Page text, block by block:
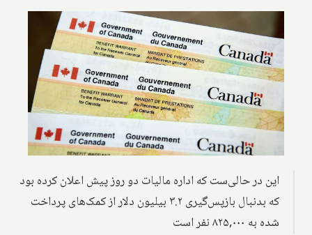
این در حالی‌ست که اداره مالیات دو روز پیش اعلان کرده بود
که بدنبال بازپس‌گیری ۳.۲ بیلیون دلار از کمک‌های پرداخت
شده به ۸۲۵,۰۰۰ نفر است